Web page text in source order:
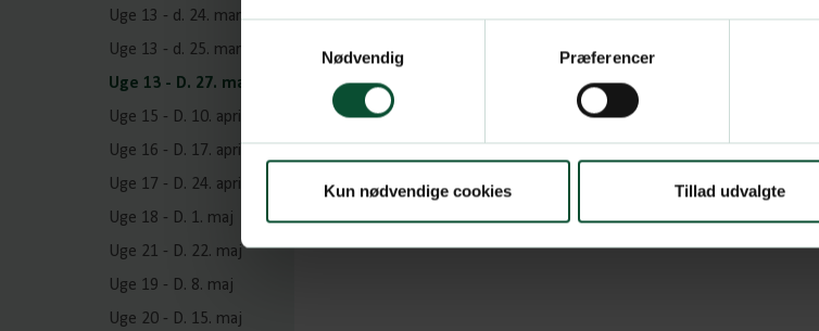
Nødvendig
Præferencer
Kun nødvendige cookies Tillad udvalgte
Uge 13 - d. 24. marts
Uge 13 - d. 25. marts
Uge 13 - D. 27. marts
Uge 15 - D. 10. april
Uge 16 - D. 17. april
Uge 17 - D. 24. april
Uge 18 - D. 1. maj
Uge 21 - D. 22. maj
Uge 19 - D. 8. maj
Uge 20 - D. 15. maj